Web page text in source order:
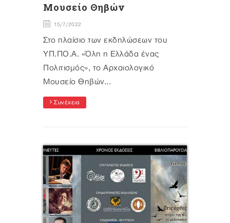
Μουσείο Θηβών
15/7/2022
Στο πλαίσιο των εκδηλώσεων του
ΥΠ.ΠΟ.Α. «Όλη η Ελλάδα ένας
Πολιτισμός», το Αρχαιολογικό
Μουσείο Θηβών...
Συνέχεια